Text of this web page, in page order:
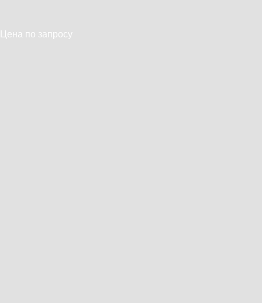
Цена по запросу